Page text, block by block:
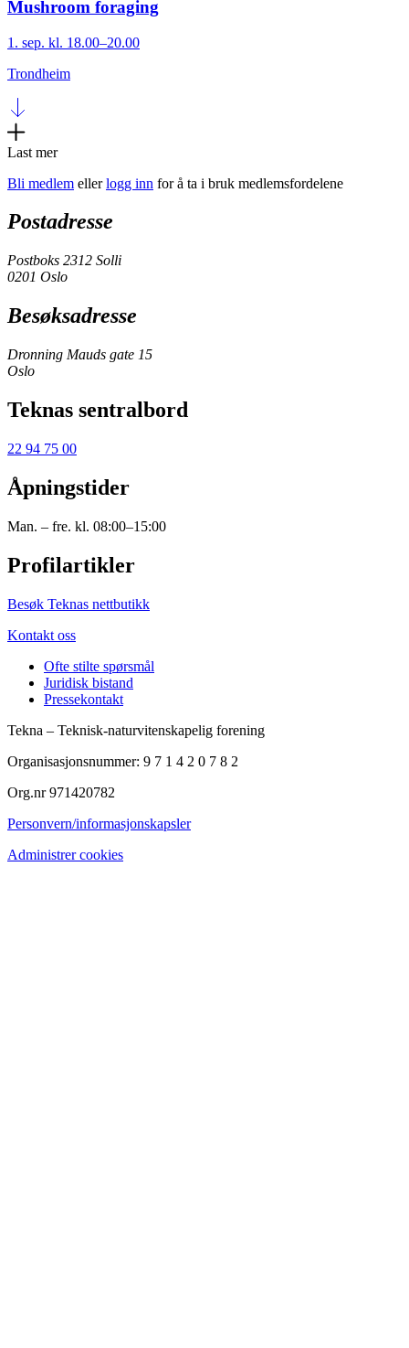
Mushroom foraging
1. sep. kl. 18.00–20.00
Trondheim
Last mer
Bli medlem ellerlogg inn for å ta i bruk medlemsfordelene
Postadresse
Postboks 2312 Solli
0201 Oslo
Besøksadresse
Dronning Mauds gate 15
Oslo
Teknas sentralbord
22 94 75 00
Åpningstider
Man. – fre. kl. 08:00–15:00
Profilartikler
Besøk Teknas nettbutikk
Kontakt oss
Ofte stilte spørsmål
Juridisk bistand
Pressekontakt
Tekna – Teknisk-naturvitenskapelig forening
Organisasjonsnummer: 9 7 1 4 2 0 7 8 2
Org.nr 971420782
Personvern/informasjonskapsler
Administrer cookies